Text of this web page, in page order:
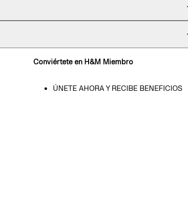
Conviértete en H&M Miembro
ÚNETE AHORA Y RECIBE BENEFICIOS